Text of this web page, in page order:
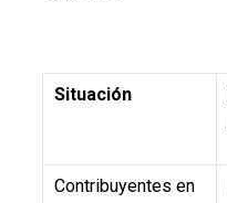
Situación
Contribuyentes en